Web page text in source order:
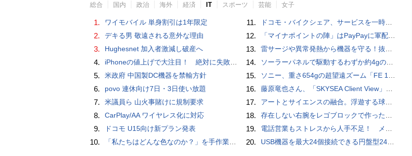
総合 国内 政治 海外 経済 IT スポーツ 芸能 女子
1. ワイモバイル 単身割引は1年限定
2. デキる男 敬遠される意外な理由
3. Hughesnet 加入者激減し破産へ
4. iPhoneの値上げで大注目！ 絶対に失敗しない「中古スマホ」の売り方＆買い方
5. 米政府 中国製DC機器を禁輸方針
6. povo 連休向け7日・3日使い放題
7. 米議員ら 山火事賭けに規制要求
8. CarPlay/AA ワイヤレス化に対応
9. ドコモ U15向け新プラン発表
10. 「私たちはどんな色なのか？」を手作業でデータ分析して人間の肌の色を表現する新しい色空間を構築した「Inclusive Color Space」
11. ドコモ・バイクシェア、サービスを一時停止 不具合の復旧が見通せないため
12. 「マイナポイントの陣」はPayPayに軍配！ 燻製できちゃう鍋、グラスドームクッカー
13. 雷サージや異常発熱から機器を守る！抜け止め仕様の3P-2P変換アダプタ
14. ソーラーパネルで駆動するわずか約4gの超軽量ドローン「CoulombFly」
15. ソニー、重さ654gの超望遠ズーム「FE 100-400mm F5.6-8 OSS」 実売14万円前後
16. 藤原竜也さん、「SKYSEA Client View」新CMで「AI労務改善」をアピール 働き方をAIが分析したら「すぐに休んで」と言われる？
17. アートとサイエンスの融合。浮遊する球体インテリア「Buda Ball(ブダボール)」
18. 存在しない右腕をレゴブロックで作った少年ビルダーが登場
19. 電話営業もストレスから人手不足！ メンタルに心配ない会話AI 「Sakura TALK」が営業電話をかける時代がくる
20. USB機器を最大24個接続できる円盤型24ポートUSBハブが登場